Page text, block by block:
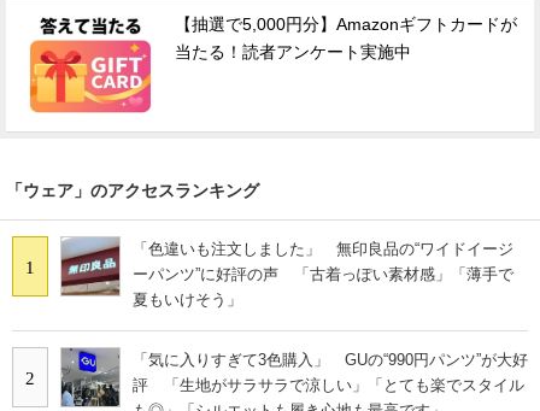
【抽選で5,000円分】Amazonギフトカードが
当たる！読者アンケート実施中
「ウェア」のアクセスランキング
1
「色違いも注文しました」 無印良品の“ワイドイージ
ーパンツ”に好評の声 「古着っぽい素材感」「薄手で
夏もいけそう」
2
「気に入りすぎて3色購入」 GUの“990円パンツ”が大好
評 「生地がサラサラで涼しい」「とても楽でスタイル